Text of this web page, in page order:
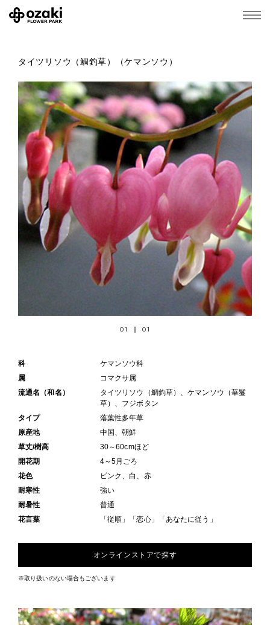
タイツリソウ（鯛釣草）（ケマンソウ）
01 01
科
ケマンソウ科
属
コマクサ属
流通名（和名）
タイツリソウ（鯛釣草）、ケマンソウ（華鬘
草）、フジボタン
タイプ
落葉性多年草
原産地
中国、朝鮮
草丈/樹高
30～60cmほど
開花期
4～5月ごろ
花色
ピンク、白、赤
耐寒性
強い
耐暑性
普通
花言葉
「従順」「恋心」「あなたに従う」
オンラインストアで探す
※取り扱いのない場合もございます